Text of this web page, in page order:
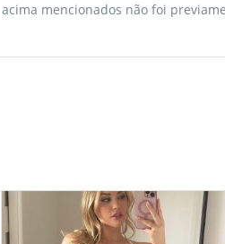
acima mencionados não foi